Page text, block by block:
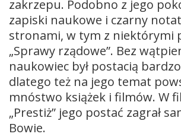
zakrzepu. Podobno z jego
zapiski naukowe i czarny
stronami, w tym z niektórymi
„Sprawy rządowe”. Bez
naukowiec był postacią
dlatego też na jego temat
mnóstwo książek i filmów. W
„Prestiż” jego postać zagrał
Bowie.